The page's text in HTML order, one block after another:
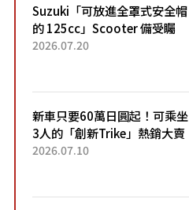
Suzuki「可放進全罩式安全帽
的 125cc」Scooter 備受矚
目！採用全新流線設計與各項
2026.07.20
新車只要60萬日圓起！可乘坐
3人的「創新Trike」熱銷大賣
成為人氣車款！「養車成本真
2026.07.10